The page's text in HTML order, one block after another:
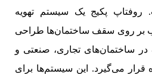
روفتاپ پکیج یک سیستم تهویه
بر روی سقف ساختمان‌ها طراحی
ساختمان‌های تجاری، صنعتی و
قرار می‌گیرد. این سیستم‌ها برای